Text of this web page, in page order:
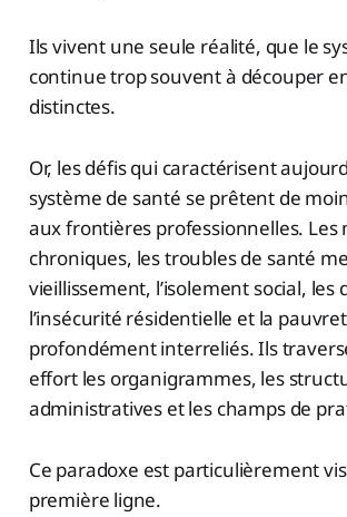
Ils vivent une seule réalité, que le
continue trop souvent à découper
distinctes.
Or, les défis qui caractérisent
système de santé se prêtent de
aux frontières professionnelles. Les
chroniques, les troubles de santé
vieillissement, l’isolement social, les
l’insécurité résidentielle et la
profondément interreliés. Ils
effort les organigrammes, les
administratives et les champs de
Ce paradoxe est particulièrement
première ligne.